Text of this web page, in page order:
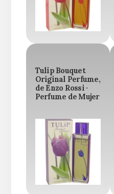
Tulip Bouquet
Original Perfume,
de Enzo Rossi ·
Perfume de Mujer